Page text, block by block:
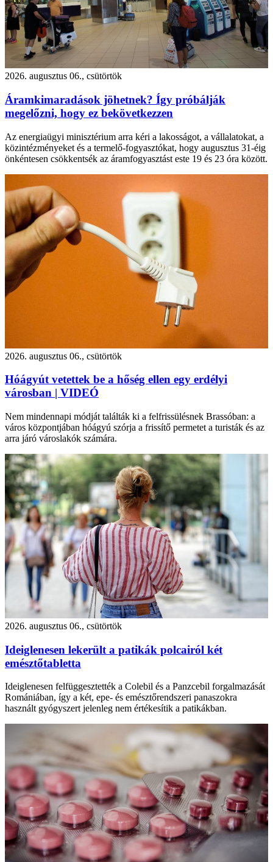
2026. augusztus 06., csütörtök
Áramkimaradások jöhetnek? Így próbálják
megelőzni, hogy ez bekövetkezzen
Az energiaügyi minisztérium arra kéri a lakosságot, a vállalatokat, a
közintézményeket és a termelő-fogyasztókat, hogy augusztus 31-éig
önkéntesen csökkentsék az áramfogyasztást este 19 és 23 óra között.
2026. augusztus 06., csütörtök
Hóágyút vetettek be a hőség ellen egy erdélyi
városban | VIDEÓ
Nem mindennapi módját találták ki a felfrissülésnek Brassóban: a
város központjában hóágyú szórja a frissítő permetet a turisták és az
arra járó városlakók számára.
2026. augusztus 06., csütörtök
Ideiglenesen lekerült a patikák polcairól két
emésztőtabletta
Ideiglenesen felfüggesztették a Colebil és a Panzcebil forgalmazását
Romániában, így a két, epe- és emésztőrendszeri panaszokra
használt gyógyszert jelenleg nem értékesítik a patikákban.